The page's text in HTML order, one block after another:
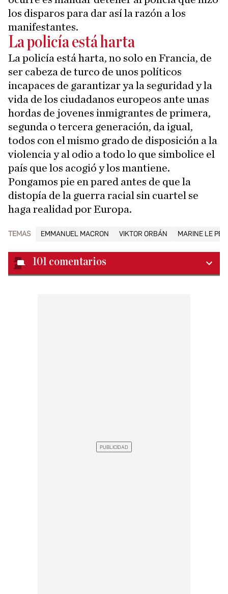
los disparos para dar así la razón a los
manifestantes.
La policía está harta
La policía está harta, no solo en Francia, de
ser cabeza de turco de unos políticos
incapaces de garantizar ya la seguridad y la
vida de los ciudadanos europeos ante unas
hordas de jovenes inmigrantes de primera,
segunda o tercera generación, da igual,
todos con el mismo grado de disposición a la
violencia y al odio a todo lo que simbolice el
país que los acogió y los mantiene.
Pongamos pie en pared antes de que la
distopía de la guerra racial sin cuartel se
haga realidad por Europa.
TEMAS EMMANUEL MACRON VIKTOR ORBÁN MARINE LE PEN
101 comentarios